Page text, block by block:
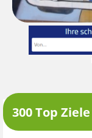
300 Top Ziele